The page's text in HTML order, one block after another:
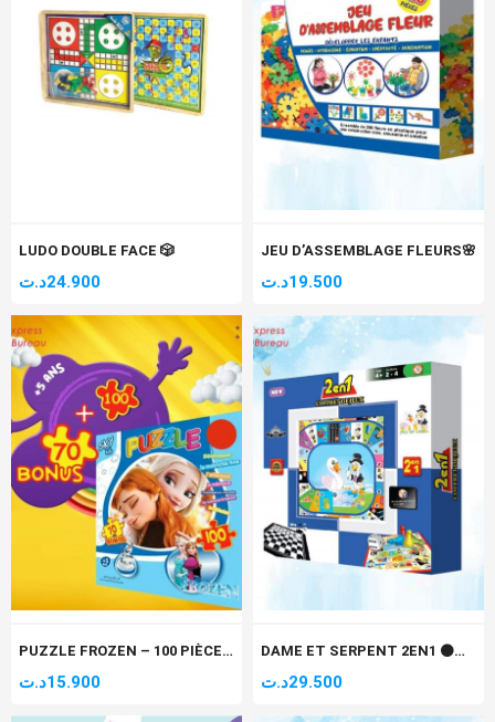
LUDO DOUBLE FACE 🎲
24.900د.ت
JEU D’ASSEMBLAGE FLEURS🌸
19.500د.ت
PUZZLE FROZEN – 100 PIÈCES 🧩🌊
15.900د.ت
DAME ET SERPENT 2EN1 ⚫🐍🌳
29.500د.ت